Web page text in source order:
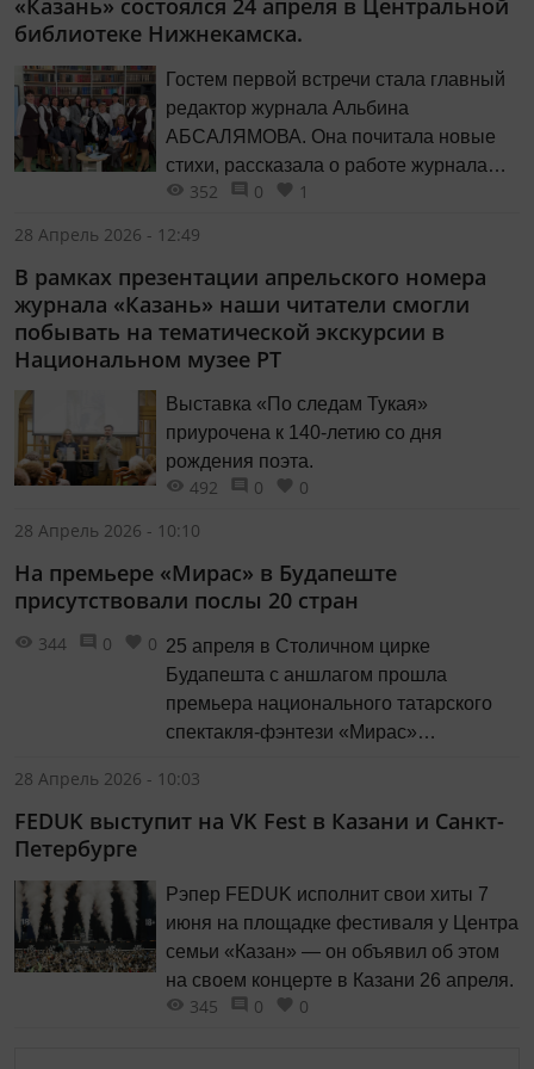
экспозиция произведений мастера
«Воспоминания, вышитые цветом». В
неё, кроме произведений из коллекции
ГМИИ РТ, вошли работы коллекции
Музея национальной культуры
Татарстана, Фонда Ш. Марджани
(Москва) и собрания семьи художника.
библиотеке Нижнекамска.
Гостем первой встречи стала главный
редактор журнала Альбина
АБСАЛЯМОВА. Она почитала новые
стихи, рассказала о работе журнала
«Казань», показала подлинные
многочисленные вопросы.
352 0
1
28 Апрель 2026 - 12:49
В рамках презентации апрельского номера
журнала «Казань» наши читатели смогли
побывать на тематической экскурсии в
Национальном музее РТ
Выставка «По следам Тукая»
приурочена к 140-летию со дня
рождения поэта.
492 0
0
28 Апрель 2026 - 10:10
На премьере «Мирас» в Будапеште
присутствовали послы 20 стран
25 апреля в Столичном цирке
Будапешта с аншлагом прошла
премьера национального татарского
спектакля-фэнтези «Мирас»
20 стран, в том числе Чрезвычайный и
Полномочный посол Российской
344 0 0
28 Апрель 2026 - 10:03
FEDUK выступит на VK Fest в Казани и Санкт-
Петербурге
Рэпер FEDUK исполнит свои хиты 7
июня на площадке фестиваля у Центра
семьи «Казан» — он объявил об этом
на своем концерте в Казани 26 апреля.
345 0 0